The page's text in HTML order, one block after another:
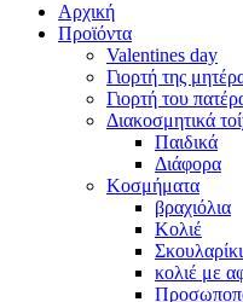
Αρχική
Προϊόντα
Valentines day
Γιορτή της
Γιορτή του
Διακοσμητικά
Παιδικά
Διάφορα
Κοσμήματα
βραχιόλια
Kολιέ
κολιέ με